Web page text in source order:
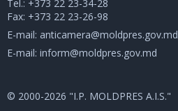
Tel.: +373 22 23-34-28
Fax: +373 22 23-26-98
E-mail: anticamera@moldpres.gov.md
E-mail: inform@moldpres.gov.md
© 2000-2026 "I.P. MOLDPRES A.I.S."